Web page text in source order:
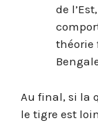
de
théorie
Au final, si la
le tigre est